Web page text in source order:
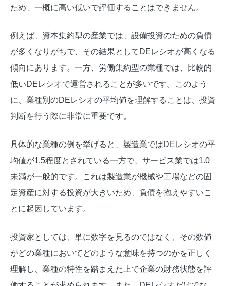
ため、一概に高い低いで評価することはできません。
例えば、資本集約型の産業では、設備投資のための負債
が多くなりがちで、その結果としてDEレシオが高くなる
傾向にあります。一方、労働集約型の業種では、比較的
低いDEレシオで運営されることが多いです。このよう
に、業種別のDEレシオの平均値を理解することは、投資
判断を行う際に非常に重要です。
具体的な業種の例を挙げると、製造業ではDEレシオの平
均値が1.5程度とされている一方で、サービス業では1.0
未満が一般的です。これは製造業が機械や工場などの固
定資産に対する投資が大きいため、負債を抱えやすいこ
とに起因しています。
投資家としては、単に数字を見るのではなく、その数値
がどの業種においてどのような意味を持つのかを正しく
理解し、業種の特性を踏まえた上で企業の財務状態を評